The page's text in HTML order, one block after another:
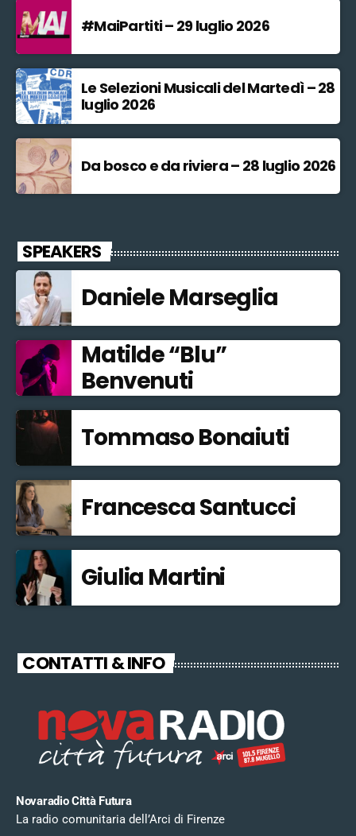
#MaiPartiti – 29 luglio 2026
Le Selezioni Musicali del Martedì – 28
luglio 2026
Da bosco e da riviera – 28 luglio 2026
SPEAKERS
Daniele Marseglia
Matilde “Blu”
Benvenuti
Tommaso Bonaiuti
Francesca Santucci
Giulia Martini
CONTATTI & INFO
Novaradio Città Futura
La radio comunitaria dell’Arci di Firenze